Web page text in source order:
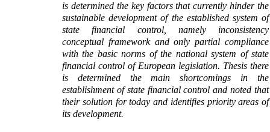
is determined the key factors that currently hinder the
sustainable development of the established system of
state financial control, namely inconsistency
conceptual framework and only partial compliance
with the basic norms of the national system of state
financial control of European legislation. Thesis there
is determined the main shortcomings in the
establishment of state financial control and noted that
their solution for today and identifies priority areas of
its development.